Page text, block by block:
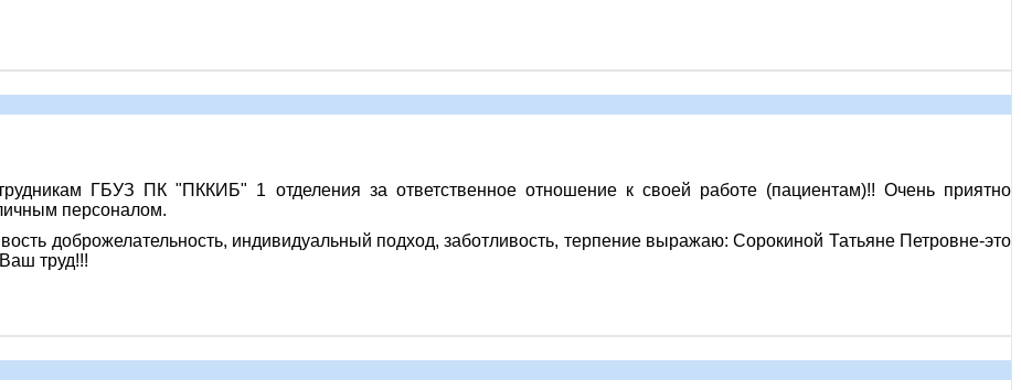
ГБУЗ ПК "ПККИБ" 1 отделения за ответственное отношение к своей работе (пациентам)!! Очень приятно
персоналом.
доброжелательность, индивидуальный подход, заботливость, терпение выражаю: Сорокиной Татьяне Петровне-это
труд!!!